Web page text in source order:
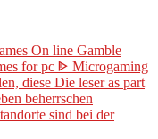
On line Gamble
for pc ᐈ Microgaming
diese Die leser as part
beherrschen
sind bei der